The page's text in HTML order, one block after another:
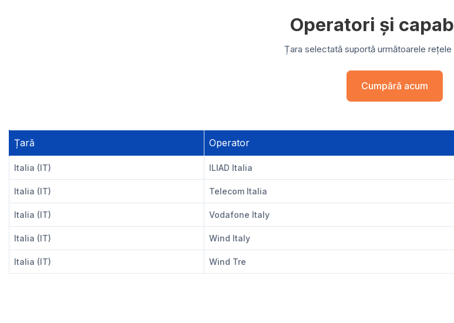
Operatori și
Țara selectată suportă următoarele rețele
Cumpără acum
Țară Operator
Italia (IT) ILIAD Italia
Italia (IT) Telecom Italia
Italia (IT) Vodafone Italy
Italia (IT) Wind Italy
Italia (IT) Wind Tre